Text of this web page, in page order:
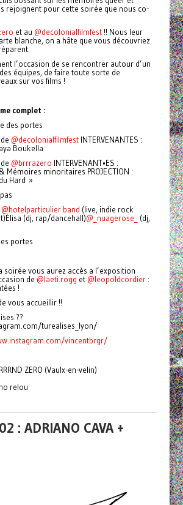
rejoignent pour cette soirée que nous co-
et au @decolonialfilmfest!! Nous leur
blanche, on a hâte que vous découvriez
l’occasion de se rencontrer autour d’un
équipes, de faire toute sorte de
sur vos films !
complet :
des portes
@decolonialfilmfestINTERVENANTES :
Boukella
@brrrazero INTERVENANT•ES :
& Mémoires minoritaires PROJECTION :
Hard »
@hotelparticulier.band (live, indie rock
(dj, rap/dancehall)@_nuagerose_
(dj,
portes
soirée vous aurez accès a l’exposition
de @laeti.rogg et @leopoldcordier:
!
vous accueillir !!
??
turealises_lyon/
vincentbrgr/
ZERO (Vaulx-en-velin)
relou
: ADRIANO CAVA +